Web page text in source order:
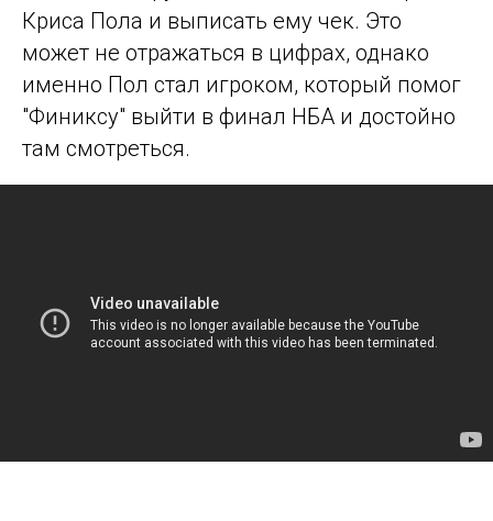
Криса Пола и выписать ему чек. Это
может не отражаться в цифрах, однако
именно Пол стал игроком, который помог
"Финиксу" выйти в финал НБА и достойно
там смотреться.